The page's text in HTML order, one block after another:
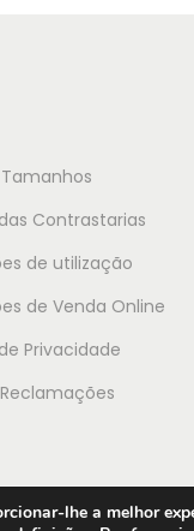
Contrastarias
de utilização
de Venda Online
Privacidade
lhe a melhor